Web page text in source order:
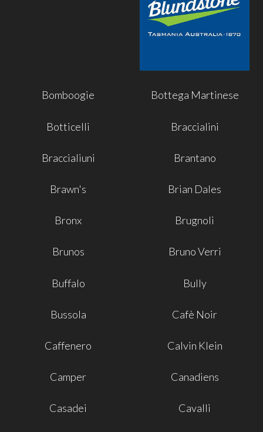
Bomboogie Bottega Martinese
Botticelli Braccialini
Braccialiuni Brantano
Brawn's Brian Dales
Bronx Brugnoli
Brunos Bruno Verri
Buffalo Bully
Bussola Cafè Noir
Caffenero Calvin Klein
Camper Canadiens
Casadei Cavalli